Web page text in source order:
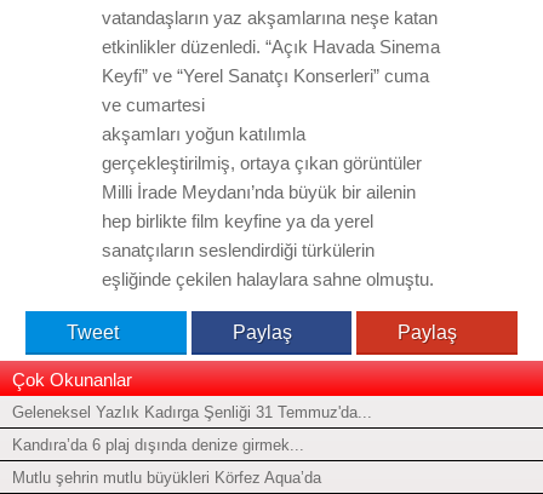
vatandaşların yaz akşamlarına neşe katan
etkinlikler düzenledi. “Açık Havada Sinema
Keyfi” ve “Yerel Sanatçı Konserleri” cuma
ve cumartesi
akşamları yoğun katılımla
gerçekleştirilmiş, ortaya çıkan görüntüler
Milli İrade Meydanı’nda büyük bir ailenin
hep birlikte film keyfine ya da yerel
sanatçıların seslendirdiği türkülerin
eşliğinde çekilen halaylara sahne olmuştu.
Tweet Paylaş Paylaş
Çok Okunanlar
Geleneksel Yazlık Kadırga Şenliği 31 Temmuz'da...
Kandıra’da 6 plaj dışında denize girmek...
Mutlu şehrin mutlu büyükleri Körfez Aqua’da